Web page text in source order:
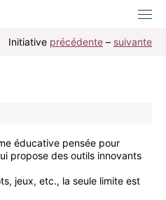
Initiative précédente – suivante
éducative pensée pour
propose des outils innovants
jeux, etc., la seule limite est